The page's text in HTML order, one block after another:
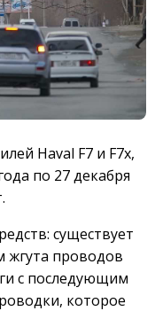
Haval F7 и F7x,
по 27 декабря
существует
жгута проводов
с последующим
которое